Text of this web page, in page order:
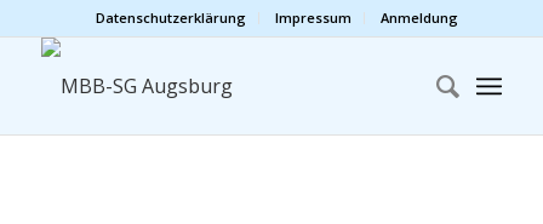
Datenschutzerklärung Impressum Anmeldung